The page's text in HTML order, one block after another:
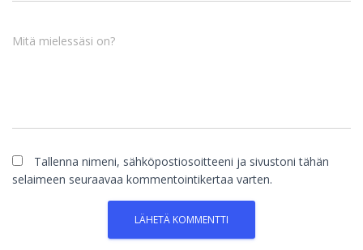
Mitä mielessäsi on?
Tallenna nimeni, sähköpostiosoitteeni ja sivustoni tähän
selaimeen seuraavaa kommentointikertaa varten.